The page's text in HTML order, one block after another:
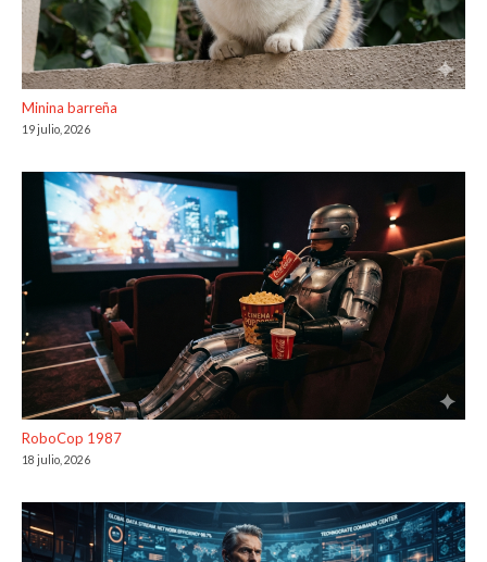
Minina barreña
19 julio, 2026
RoboCop 1987
18 julio, 2026